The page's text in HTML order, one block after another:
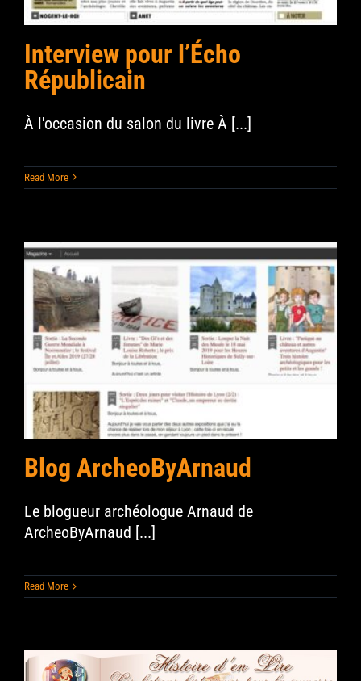
Search
Interview pour l’Écho
Républicain
À l'occasion du salon du livre À [...]
Read More
Blog ArcheoByArnaud
Le blogueur archéologue Arnaud de
ArcheoByArnaud [...]
Read More